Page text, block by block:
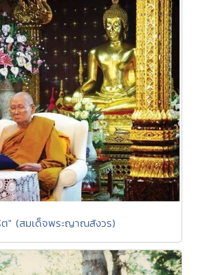
" (สมเด็จพระญาณสังวร)